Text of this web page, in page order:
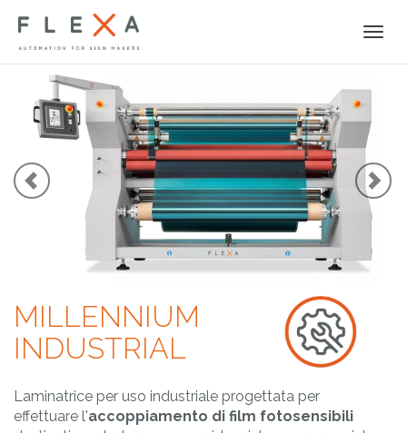
MILLENNIUM
INDUSTRIAL
Laminatrice per uso industriale progettata per
effettuare l'accoppiamento di film fotosensibili